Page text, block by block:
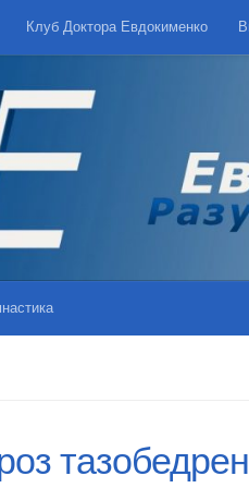
Клуб Доктора Евдокименко